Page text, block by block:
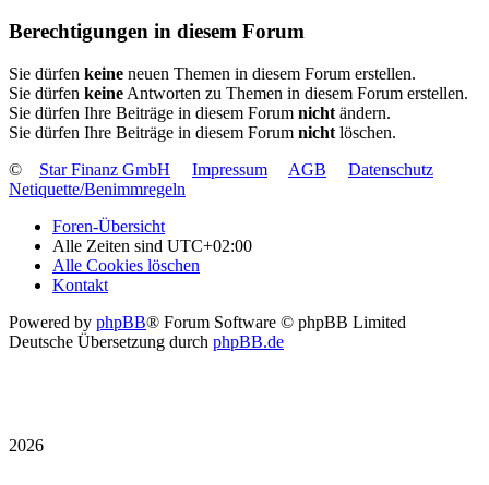
Berechtigungen in diesem Forum
Sie dürfen keine neuen Themen in diesem Forum erstellen.
Sie dürfen keine Antworten zu Themen in diesem Forum erstellen.
Sie dürfen Ihre Beiträge in diesem Forum nicht ändern.
Sie dürfen Ihre Beiträge in diesem Forum nicht löschen.
©
Star Finanz GmbH Impressum AGB
Datenschutz
Netiquette/Benimmregeln
Foren-Übersicht
Alle Zeiten sind UTC+02:00
Alle Cookies löschen
Kontakt
Powered by phpBB® Forum Software © phpBB Limited
Deutsche Übersetzung durch phpBB.de
2026